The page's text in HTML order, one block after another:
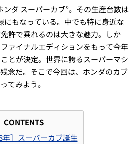
ンダ スーパーカブ”。その生産台数は
にもなっている。中でも特に身近な
許で乗れるのは大きな魅力。しか
ァイナルエディションをもって今年
とが決定。世界に誇るスーパーマシ
念だ。そこで今回は、ホンダのカブ
てみよう。
CONTENTS
年］スーパーカブ誕生